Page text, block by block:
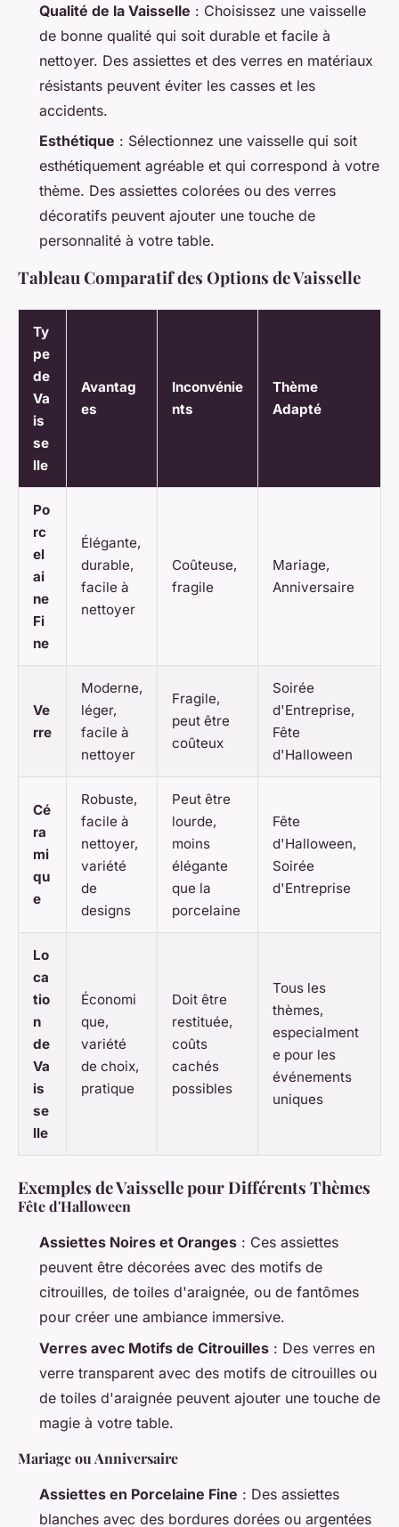
Qualité de la Vaisselle : Choisissez une vaisselle
de bonne qualité qui soit durable et facile à
nettoyer. Des assiettes et des verres en matériaux
résistants peuvent éviter les casses et les
accidents.
Esthétique : Sélectionnez une vaisselle qui soit
esthétiquement agréable et qui correspond à votre
thème. Des assiettes colorées ou des verres
décoratifs peuvent ajouter une touche de
personnalité à votre table.
Tableau Comparatif des Options de Vaisselle
Ty
pe
de
Va
is
se
lle
Avantag
es
Inconvénie
nts
Thème
Adapté
Po
rc
el
ai
ne
Fi
ne
Élégante,
durable,
facile à
nettoyer
Coûteuse,
fragile
Mariage,
Anniversaire
Ve
rre
Moderne,
léger,
facile à
nettoyer
Fragile,
peut être
coûteux
Soirée
d'Entreprise,
Fête
d'Halloween
Cé
ra
mi
qu
e
Robuste,
facile à
nettoyer,
variété
de
designs
Peut être
lourde,
moins
élégante
que la
porcelaine
Fête
d'Halloween,
Soirée
d'Entreprise
Lo
ca
tio
n
de
Va
is
se
lle
Économi
que,
variété
de choix,
pratique
Doit être
restituée,
coûts
cachés
possibles
Tous les
thèmes,
especialment
e pour les
événements
uniques
Exemples de Vaisselle pour Différents Thèmes
Fête d'Halloween
Assiettes Noires et Oranges : Ces assiettes
peuvent être décorées avec des motifs de
citrouilles, de toiles d'araignée, ou de fantômes
pour créer une ambiance immersive.
Verres avec Motifs de Citrouilles : Des verres en
verre transparent avec des motifs de citrouilles ou
de toiles d'araignée peuvent ajouter une touche de
magie à votre table.
Mariage ou Anniversaire
Assiettes en Porcelaine Fine : Des assiettes
blanches avec des bordures dorées ou argentées